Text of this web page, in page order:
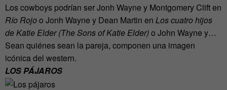
Los cowboys podrían ser Jonh Wayne y Montgomery Clift en
Río Rojoo Jonh Wayne y Dean Martin en Los cuatro hijos
de Katie Elder (The Sons of Katie Elder)o John Wayne y…
Sean quiénes sean la pareja, componen una imagen
icónica del western.
LOS PÁJAROS